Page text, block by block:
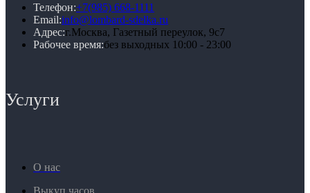
Телефон:+7(985) 668-1111
Email:info@lombard-sdelka.ru
Адрес:г.Москва, Газетный переулок, 9с7
Рабочее время:без выходных 10:00 - 23:00
Услуги
О нас
Выкуп часов